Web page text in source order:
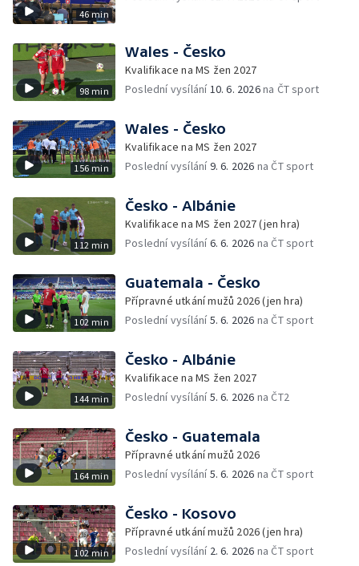
46 min
98 min
Wales - Česko
Kvalifikace na MS žen 2027
Poslední vysílání10. 6. 2026na ČT sport
156 min
Wales - Česko
Kvalifikace na MS žen 2027
Poslední vysílání9. 6. 2026 na ČT sport
112 min
Česko - Albánie
Kvalifikace na MS žen 2027 (jen hra)
Poslední vysílání6. 6. 2026 na ČT sport
102 min
Guatemala - Česko
Přípravné utkání mužů 2026 (jen hra)
Poslední vysílání5. 6. 2026 na ČT sport
144 min
Česko - Albánie
Kvalifikace na MS žen 2027
Poslední vysílání5. 6. 2026 na ČT2
164 min
Česko - Guatemala
Přípravné utkání mužů 2026
Poslední vysílání5. 6. 2026 na ČT sport
102 min
Česko - Kosovo
Přípravné utkání mužů 2026 (jen hra)
Poslední vysílání 2. 6. 2026 na ČT sport